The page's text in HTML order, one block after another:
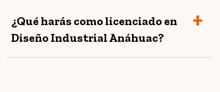
¿Qué harás como licenciado en
Diseño Industrial Anáhuac?